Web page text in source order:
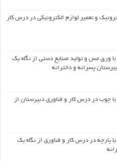
و تعمیر لوازم الکترونیکی در درس کار
ورق مس و تولید صنایع دستی از نگاه یک
پسرانه و دخترانه
چوب در درس کار و فناوری دبیرستان از
پارچه در درس کار و فناوری از نگاه یک